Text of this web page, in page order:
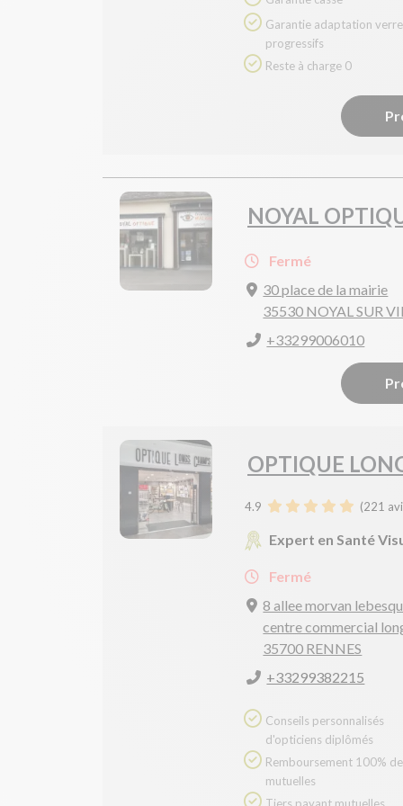
progressifs
Reste à charge 0
NOYAL
Fermé
30 place de la mairie
35530 NOYAL SUR
+33299006010
OPTIQUE
4.9 (221
Expert en Santé
Fermé
8 allee morvan
centre commercial
35700 RENNES
+33299382215
d'opticiens diplômés
mutuelles